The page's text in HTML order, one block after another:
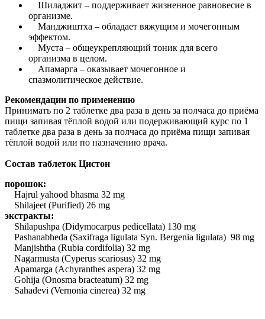
Шиладжит – поддерживает жизненное равновесие в
организме.
Манджиштха – обладает вяжущим и мочегонным
эффектом.
Муста – общеукрепляющий тоник для всего
организма в целом.
Апамарга – оказывает мочегонное и
спазмолитическое действие.
Рекомендации по применению
Принимать по 2 таблетке два раза в день за полчаса до приёма
пищи запивая тёплой водой или подерживающий курc по 1
таблетке два раза в день за полчаса до приёма пищи запивая
тёплой водой или по назначению врача.
Состав таблеток Цистон
порошок:
Hajrul yahood bhasma 32 mg
Shilajeet (Purified) 26 mg
экстракты:
Shilapushpa (Didymocarpus pedicellata) 130 mg
Pashanabheda (Saxifraga ligulata Syn. Bergenia ligulata) 98 mg
Manjishtha (Rubia cordifolia) 32 mg
Nagarmusta (Cyperus scariosus) 32 mg
Apamarga (Achyranthes aspera) 32 mg
Gohija (Onosma bracteatum) 32 mg
Sahadevi (Vernonia cinerea) 32 mg